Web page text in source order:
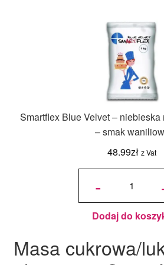
Smartflex Blue Velvet – niebieska
– smak
48.99zł z Vat
-
ilość
Velvet –
niebieska
masa
cukrowa
1 kg –
waniliowy
Dodaj do
Masa cukrowa/